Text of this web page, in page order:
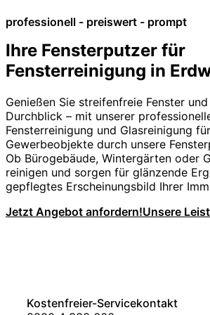
professionell - preiswert - prompt
Ihre Fensterputzer für
Fensterreinigung in
Genießen Sie streifenfreie Fenster
Durchblick – mit unserer
Fensterreinigung und Glasreinigung
Gewerbeobjekte durch unsere
Ob Bürogebäude, Wintergärten oder
reinigen und sorgen für glänzende
gepflegtes Erscheinungsbild Ihrer
Jetzt Angebot anfordern!Unsere
Kostenfreier-Servicekontakt